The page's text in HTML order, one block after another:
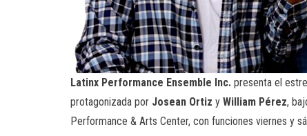
Latinx Performance Ensemble Inc. presenta el
protagonizada por Josean Ortiz y William Pérez,
Performance & Arts Center, con funciones viernes y